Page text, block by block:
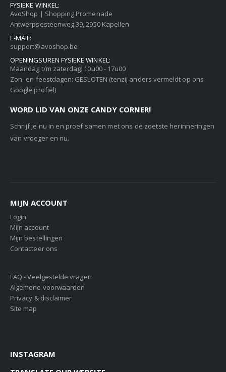
FYSIEKE WINKEL:
AvoShop | Shopping Promenade
Antwerpsesteenweg 39, 2950 Kapellen
E-MAIL:
support@avoshop.be
OPENINGSUREN FYSIEKE WINKEL:
Maandag t/m zaterdag: 10u00 - 17u00
Zon- en feestdagen: GESLOTEN (tenzij anders vermeldt op ons
Google profiel)
WORD LID VAN ONZE CANDY CORNER!
Schrijf je nu in en proef samen met ons de zoetste herinneringen
van vroeger en nu.
MIJN ACCOUNT
Login
Mijn account
Mijn bestellingen
Contacteer ons
FAQ - Veelgestelde vragen
Algemene voorwaarden
Privacy & disclaimer
Site map
INSTAGRAM